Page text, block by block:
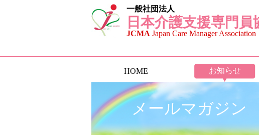
一般社団法人
日本介護支援専門員
JCMA Japan Care Manager Association
HOME お知らせ
メールマガジン